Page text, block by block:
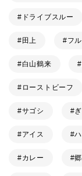
ドライブスルー
田上 フ
白山鶴来
ローストビーフ
サゴシ
アイス
カレー